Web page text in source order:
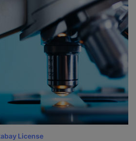
License